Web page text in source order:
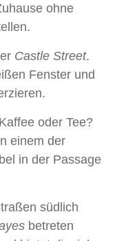
ohne
Castle Street.
Fenster und
oder Tee?
einem der
in der Passage
südlich
betreten